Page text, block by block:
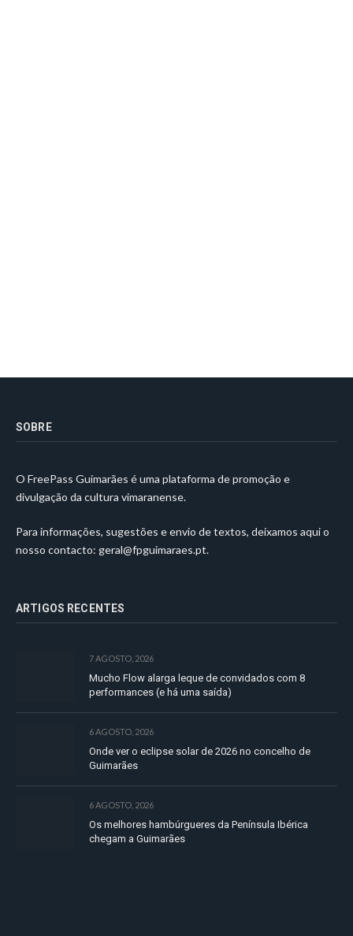
SOBRE
O FreePass Guimarães é uma plataforma de promoção e
divulgação da cultura vimaranense.
Para informações, sugestões e envio de textos, deixamos aqui o
nosso contacto: geral@fpguimaraes.pt.
ARTIGOS RECENTES
7 AGOSTO, 2026
Mucho Flow alarga leque de convidados com 8
performances (e há uma saída)
6 AGOSTO, 2026
Onde ver o eclipse solar de 2026 no concelho de
Guimarães
6 AGOSTO, 2026
Os melhores hambúrgueres da Península Ibérica
chegam a Guimarães